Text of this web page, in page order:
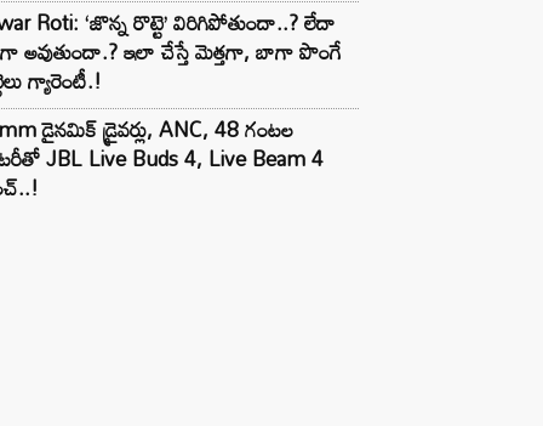
Roti: ‘జొన్న రొట్టె’ విరిగిపోతుందా..? లేదా
అవుతుందా.? ఇలా చేస్తే మెత్తగా, బాగా పొంగే
గ్యారెంటీ.!
డైనమిక్ డ్రైవర్లు, ANC, 48 గంటల
JBL Live Buds 4, Live Beam 4